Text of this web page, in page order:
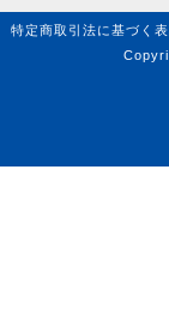
特定商取引法に基づく